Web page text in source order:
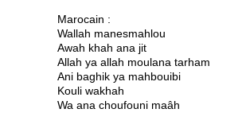
Marocain :
Wallah manesmahlou
Awah khah ana jit
Allah ya allah moulana tarham
Ani baghik ya mahbouibi
Kouli wakhah
Wa ana choufouni maâh